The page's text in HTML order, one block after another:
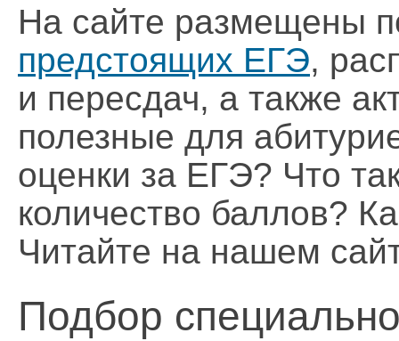
На сайте размещены
предстоящих ЕГЭ,
и пересдач, а также
полезные для
оценки за ЕГЭ? Что
количество баллов?
Читайте на нашем
Подбор